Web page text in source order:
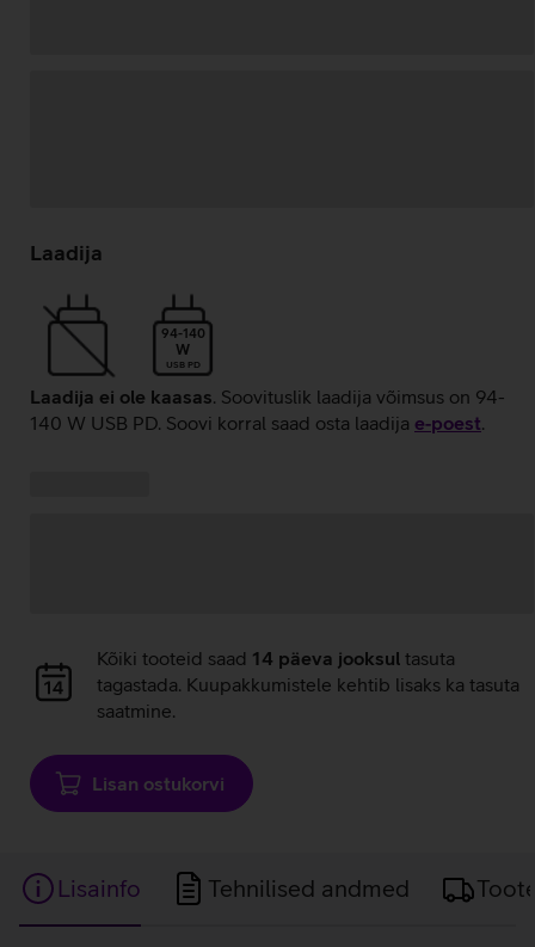
laadimine
Laadija
94-140
W
USB PD
Laadija ei ole kaasas. Soovituslik laadija võimsus on 94-
140 W USB PD. Soovi korral saad osta laadija e‑poest.
Andmete
laadimine
Kõiki tooteid saad 14 päeva jooksul tasuta
tagastada. Kuupakkumistele kehtib lisaks ka tasuta
saatmine.
Lisan ostukorvi
Lisainfo Tehnilised andmed